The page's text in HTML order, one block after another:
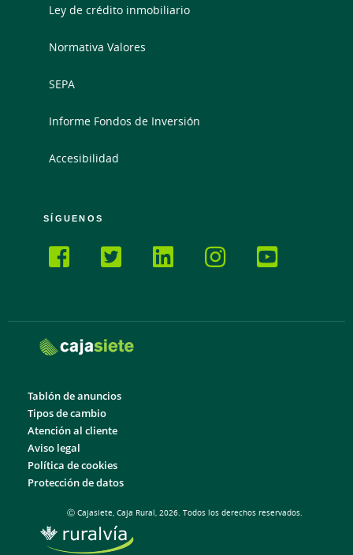
Ley de crédito inmobiliario
Normativa Valores
SEPA
Informe Fondos de Inversión
Accesibilidad
SÍGUENOS
Tablón de anuncios
Tipos de cambio
Atención al cliente
Aviso legal
Política de cookies
Protección de datos
Ⓒ Cajasiete, Caja Rural, 2026. Todos los derechos reservados.